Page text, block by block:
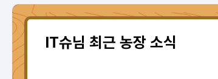
IT슈님 최근 농장 소식